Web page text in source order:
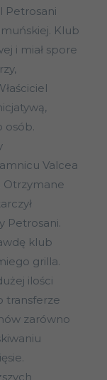
Petrosani
Klub
i miał spore
osób.
Valcea
Otrzymane
Petrosani.
klub
grilla.
ilości
transferze
zarówno